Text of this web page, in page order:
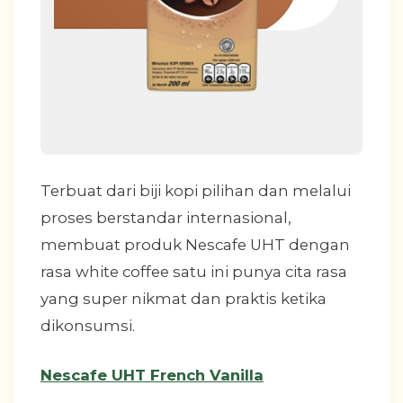
Terbuat dari biji kopi pilihan dan melalui
proses berstandar internasional,
membuat produk Nescafe UHT dengan
rasa white coffee satu ini punya cita rasa
yang super nikmat dan praktis ketika
dikonsumsi.
Nescafe UHT French Vanilla